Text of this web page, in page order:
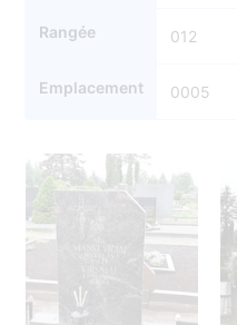
Rangée 012
Emplacement 0005